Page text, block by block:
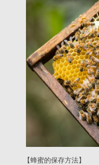
【蜂蜜的保存方法】